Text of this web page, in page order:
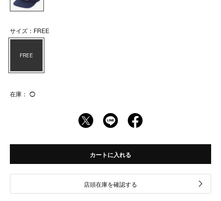
サイズ：FREE
FREE
在庫： ◯
カートに入れる
店頭在庫を確認する